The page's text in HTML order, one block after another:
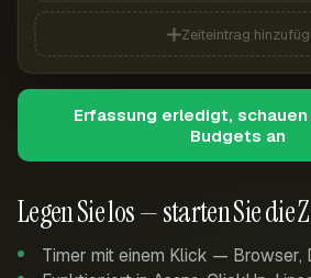
Legen Sie los — starten Sie die
Timer mit einem Klick — Browser,
Zeiteintrag
Erfassung erledigt,
Budgets an